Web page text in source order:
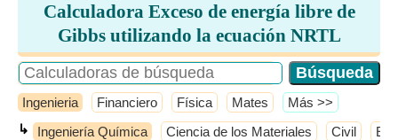
Calculadora Exceso de energía libre de
Gibbs utilizando la ecuación NRTL
Ingenieria Financiero Física Mates ​Más >>
↳ Ingeniería Química Ciencia de los Materiales Civil